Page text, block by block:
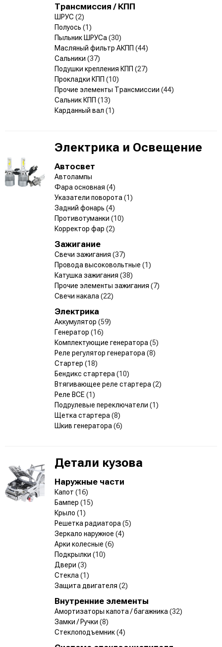
Трансмиссия / КПП
ШРУС (2)
Полуось (1)
Пыльник ШРУСа (30)
Масляный фильтр АКПП (44)
Сальники (37)
Подушки крепления КПП (27)
Прокладки КПП (10)
Прочие элементы Трансмиссии (44)
Сальник КПП (13)
Карданный вал (1)
Электрика и Освещение
Автосвет
Автолампы
Фара основная (4)
Указатели поворота (1)
Задний фонарь (4)
Противотуманки (10)
Корректор фар (2)
Зажигание
Свечи зажигания (37)
Провода высоковольтные (1)
Катушка зажигания (38)
Прочие элементы зажигания (7)
Свечи накала (22)
Электрика
Аккумулятор (59)
Генератор (16)
Комплектующие генератора (5)
Реле регулятор генератора (8)
Стартер (18)
Бендикс стартера (10)
Втягивающее реле стартера (2)
Реле ВСЕ (1)
Подрулевые переключатели (1)
Щетка стартера (8)
Шкив генератора (6)
Детали кузова
Наружные части
Капот (16)
Бампер (15)
Крыло (1)
Решетка радиатора (5)
Зеркало наружное (4)
Арки колесные (6)
Подкрылки (10)
Двери (3)
Стекла (1)
Защита двигателя (2)
Внутренние элементы
Амортизаторы капота / багажника (32)
Замки / Ручки (8)
Стеклоподъемник(4)